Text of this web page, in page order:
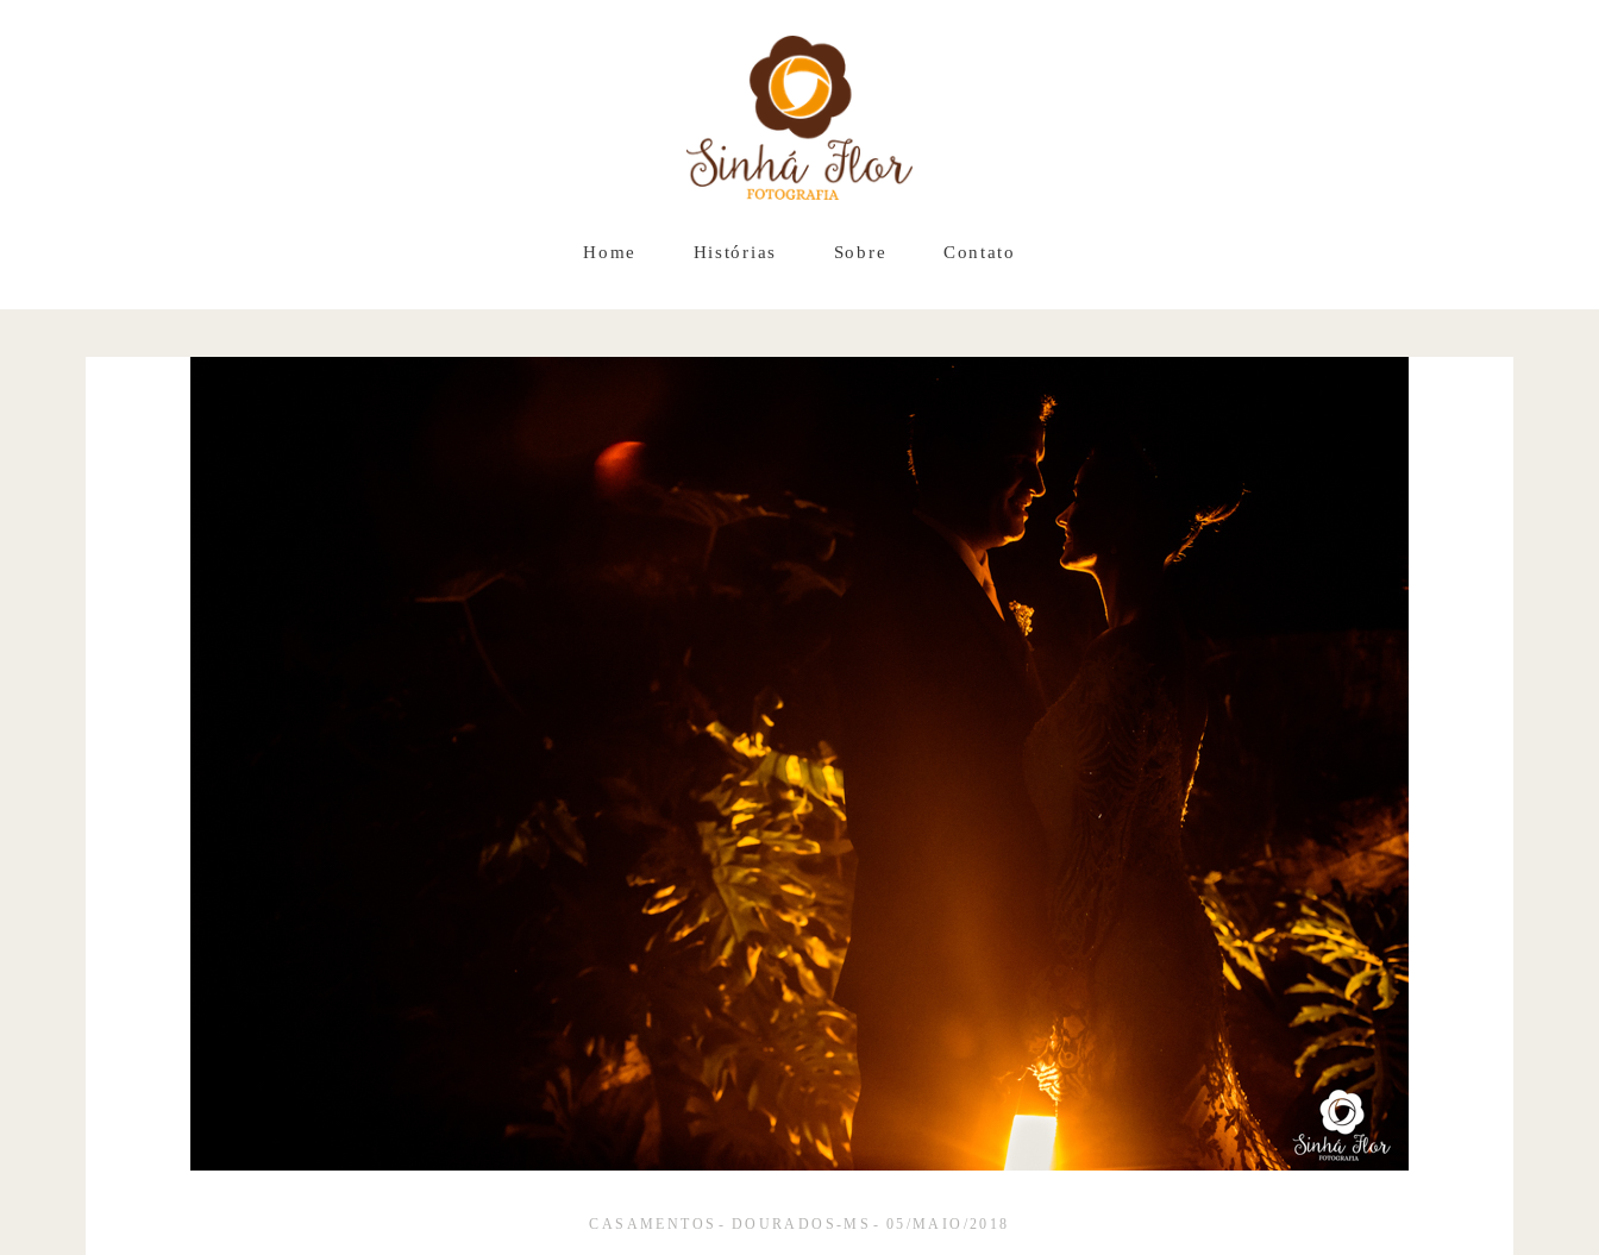
Home Histórias Sobre Contato
CASAMENTOS DOURADOS-MS 05/MAIO/2018